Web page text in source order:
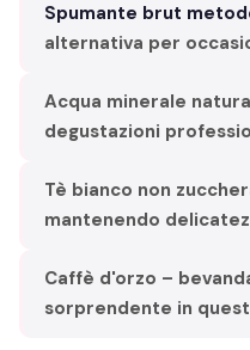
Spumante brut
alternativa per
Acqua minerale
degustazioni
Tè bianco non
mantenendo
Caffè d'orzo –
sorprendente in